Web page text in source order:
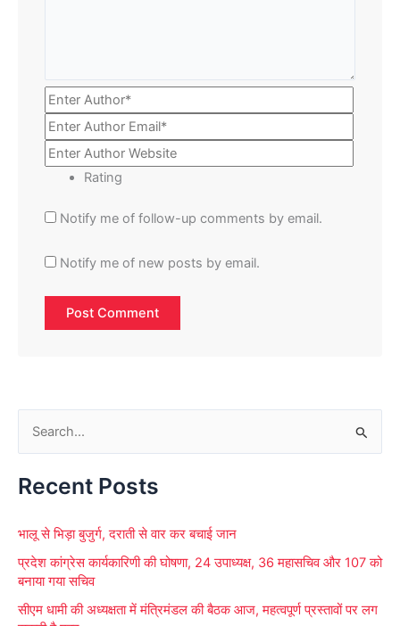
Rating
Notify me of follow-up comments by email.
Notify me of new posts by email.
a
c
h
f
o
Recent Posts
भालू से भिड़ा बुजुर्ग, दराती से वार कर बचाई जान
प्रदेश कांग्रेस कार्यकारिणी की घोषणा, 24 उपाध्यक्ष, 36 महासचिव और 107 को
बनाया गया सचिव
सीएम धामी की अध्यक्षता में मंत्रिमंडल की बैठक आज, महत्वपूर्ण प्रस्तावों पर लग